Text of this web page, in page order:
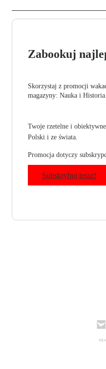
Zabookuj
Skorzystaj z promocji
magazyny: Nauka i Historia.
Twoje rzetelne i
Polski i ze świata.
Promocja dotyczy
Subskrybuj teraz!